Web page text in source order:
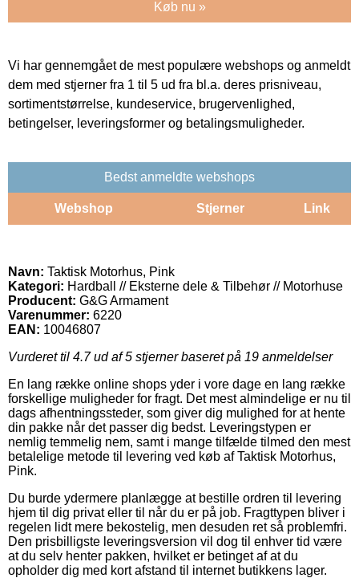
Køb nu »
Vi har gennemgået de mest populære webshops og anmeldt
dem med stjerner fra 1 til 5 ud fra bl.a. deres prisniveau,
sortimentstørrelse, kundeservice, brugervenlighed,
betingelser, leveringsformer og betalingsmuligheder.
Bedst anmeldte webshops
Webshop Stjerner Link
Navn: Taktisk Motorhus, Pink
Kategori: Hardball // Eksterne dele & Tilbehør // Motorhuse
Producent: G&G Armament
Varenummer: 6220
EAN: 10046807
Vurderet til 4.7ud af 5 stjerner baseret på 19 anmeldelser
En lang række online shops yder i vore dage en lang række
forskellige muligheder for fragt. Det mest almindelige er nu til
dags afhentningssteder, som giver dig mulighed for at hente
din pakke når det passer dig bedst. Leveringstypen er
nemlig temmelig nem, samt i mange tilfælde tilmed den mest
betalelige metode til levering ved køb af Taktisk Motorhus,
Pink.
Du burde ydermere planlægge at bestille ordren til levering
hjem til dig privat eller til når du er på job. Fragttypen bliver i
regelen lidt mere bekostelig, men desuden ret så problemfri.
Den prisbilligste leveringsversion vil dog til enhver tid være
at du selv henter pakken, hvilket er betinget af at du
opholder dig med kort afstand til internet butikkens lager.